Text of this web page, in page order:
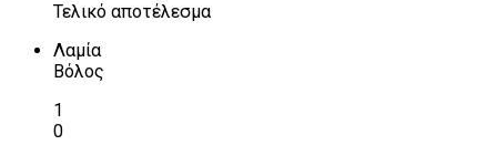
Τελικό αποτέλεσμα
Λαμία
Βόλος
1
0